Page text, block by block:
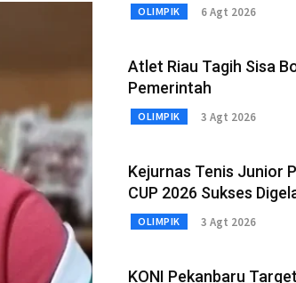
OLIMPIK 6 Agt 2026
Atlet Riau Tagih Sisa
Pemerintah
OLIMPIK 3 Agt 2026
Kejurnas Tenis Junior
CUP 2026 Sukses
OLIMPIK 3 Agt 2026
KONI Pekanbaru